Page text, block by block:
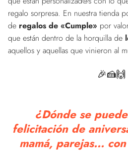
regalo sorpresa. En nuestra tienda
de regalos de «Cumple» por
que están dentro de la horquilla de
aquellos y aquellas que vinieron al
🎉🍰🙌
¿Dónde se
felicitación de
mamá, parejas...